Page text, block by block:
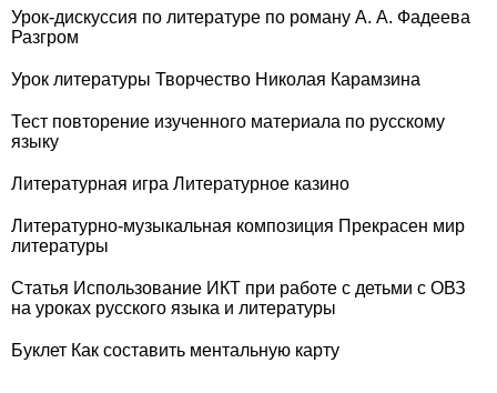
Урок-дискуссия по литературе по роману А. А. Фадеева
Разгром
Урок литературы Творчество Николая Карамзина
Тест повторение изученного материала по русскому
языку
Литературная игра Литературное казино
Литературно-музыкальная композиция Прекрасен мир
литературы
Статья Использование ИКТ при работе с детьми с ОВЗ
на уроках русского языка и литературы
Буклет Как составить ментальную карту